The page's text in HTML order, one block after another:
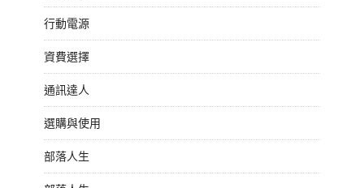
行動電源
資費選擇
通訊達人
選購與使用
部落人生